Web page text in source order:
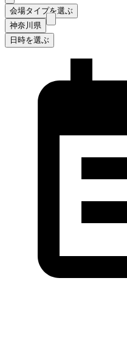
会場タイプを選ぶ
神奈川県
日時を選ぶ